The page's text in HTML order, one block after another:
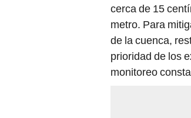
cerca de 15
metro. Para
de la cuenca,
prioridad de los
monitoreo